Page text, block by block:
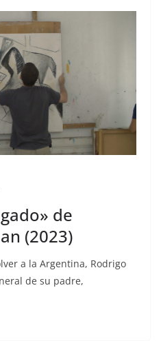
de
(2023)
a la Argentina, Rodrigo
de su padre,